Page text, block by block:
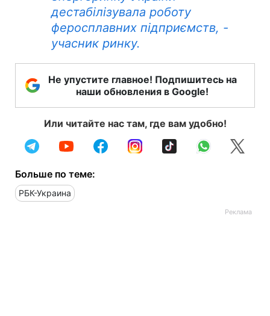
дестабілізувала роботу
феросплавних підприємств, -
учасник ринку.
Не упустите главное! Подпишитесь на
наши обновления в Google!
Или читайте нас там, где вам удобно!
Больше по теме:
РБК-Украина